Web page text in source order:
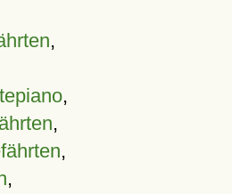
,
,
,
,
,